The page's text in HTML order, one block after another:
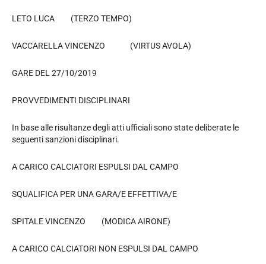
LETO LUCA (TERZO TEMPO)
VACCARELLA VINCENZO (VIRTUS AVOLA)
GARE DEL 27/10/2019
PROVVEDIMENTI DISCIPLINARI
In base alle risultanze degli atti ufficiali sono state deliberate le
seguenti sanzioni disciplinari.
A CARICO CALCIATORI ESPULSI DAL CAMPO
SQUALIFICA PER UNA GARA/E EFFETTIVA/E
SPITALE VINCENZO (MODICA AIRONE)
A CARICO CALCIATORI NON ESPULSI DAL CAMPO